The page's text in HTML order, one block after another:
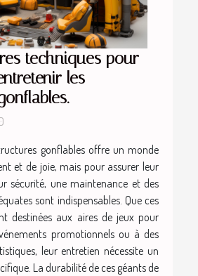
techniques pour
les
gonflables offre un monde
et de joie, mais pour assurer leur
sécurité, une maintenance et des
sont indispensables. Que ces
destinées aux aires de jeux pour
promotionnels ou à des
leur entretien nécessite un
La durabilité de ces géants de